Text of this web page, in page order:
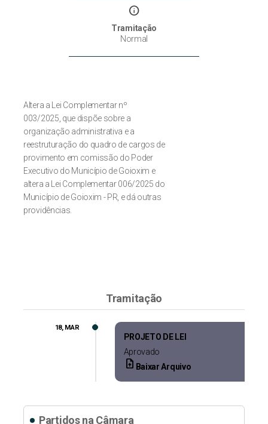
info
Tramitação
Normal
Altera a Lei Complementar nº
003/2025, que dispõe sobre a
organização administrativa e a
reestruturação do quadro de cargos de
provimento em comissão do Poder
Executivo do Município de Goioxim e
altera a Lei Complementar 006/2025 do
Município de Goioxim - PR, e dá outras
providências.
Tramitação
PROJETO DE LEI
Aprovado
upload_file Baixar Arquivo
18, MAR
Partidos na Câmara